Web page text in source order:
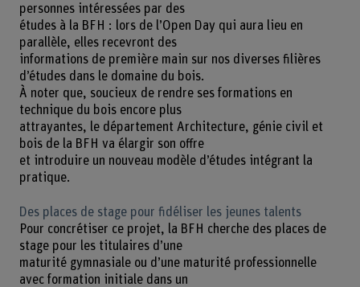
personnes intéressées par des
études à la BFH : lors de l’Open Day qui aura lieu en
parallèle, elles recevront des
informations de première main sur nos diverses filières
d’études dans le domaine du bois.
À noter que, soucieux de rendre ses formations en
technique du bois encore plus
attrayantes, le département Architecture, génie civil et
bois de la BFH va élargir son offre
et introduire un nouveau modèle d’études intégrant la
pratique.
Des places de stage pour fidéliser les jeunes talents
Pour concrétiser ce projet, la BFH cherche des places de
stage pour les titulaires d’une
maturité gymnasiale ou d’une maturité professionnelle
avec formation initiale dans un